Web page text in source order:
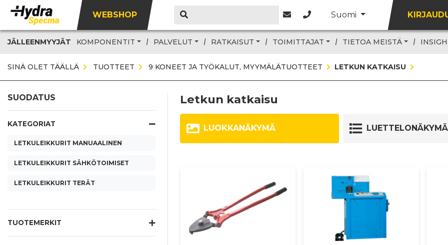
WEBSHOP Suomi
JÄLLEENMYYJÄT KOMPONENTIT PALVELUT RATKAISUT TOIMITTAJAT TIETOA MEISTÄ
SINÄ OLET TÄÄLLÄ TUOTTEET 9 KONEET JA TYÖKALUT, MYYMÄLÄTUOTTEET LETKUN KATKAISU
SUODATUS
KATEGORIAT
LETKULEIKKURIT MANUAALINEN
LETKULEIKKURIT SÄHKÖTOIMISET
LETKULEIKKURIT TERÄT
TUOTEMERKIT
Letkun katkaisu
LUOKKANÄKYMÄ LUETTELONÄKYMÄ